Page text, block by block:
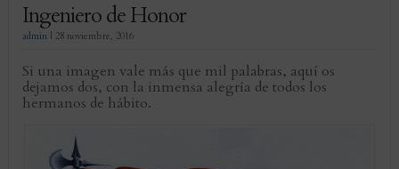
Ingeniero de Honor
admin | 28 noviembre, 2016
Si una imagen vale más que mil palabras, aquí os
dejamos dos, con la inmensa alegría de todos los
hermanos de hábito.